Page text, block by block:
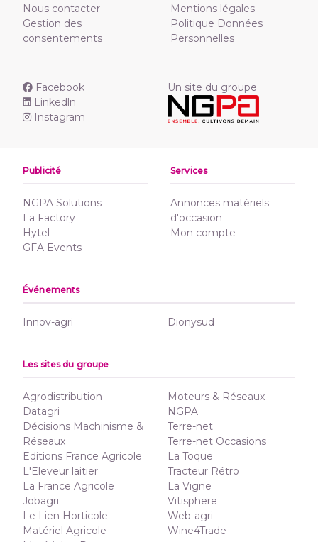
Nous contacter
Gestion des
consentements
Mentions légales
Politique Données
Personnelles
Facebook
Linkedln
Instagram
Un site du groupe
Publicité
NGPA Solutions
La Factory
Hytel
GFA Events
Services
Annonces matériels
d'occasion
Mon compte
Événements
Innov-agri Dionysud
Les sites du groupe
Agrodistribution
Datagri
Décisions Machinisme &
Réseaux
Editions France Agricole
L'Eleveur laitier
La France Agricole
Jobagri
Le Lien Horticole
Matériel Agricole
Moteurs & Réseaux
NGPA
Terre-net
Terre-net Occasions
La Toque
Tracteur Rétro
La Vigne
Vitisphere
Web-agri
Wine4Trade